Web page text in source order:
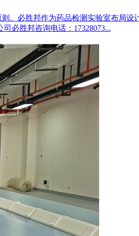
。必胜邦作为药品检测实验室布局设
必胜邦咨询电话：17328073...